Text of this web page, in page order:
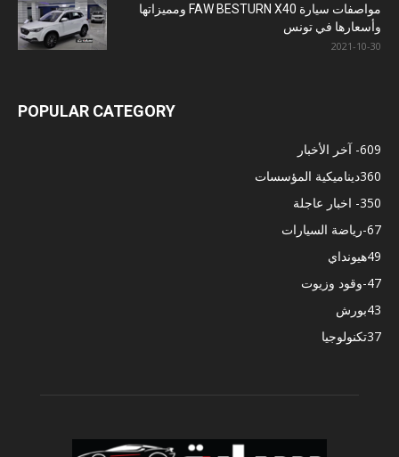
مواصفات سيارة FAW BESTURN X40 ومميزاتها
وأسعارها في تونس
2021-10-30
POPULAR CATEGORY
- آخر الأخبار609
ديناميكية المؤسسات360
- اخبار عاجلة350
-رياضة السيارات67
هيونداي49
-وقود وزيوت47
بورش43
تكنولوجيا37